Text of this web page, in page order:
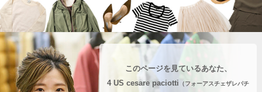
このページを見ているあなた、
4 US cesare paciotti （フォーアスチェザレパチ